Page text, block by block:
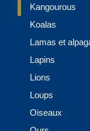
Kangourous
Koalas
Lamas et
Lapins
Lions
Loups
Oiseaux